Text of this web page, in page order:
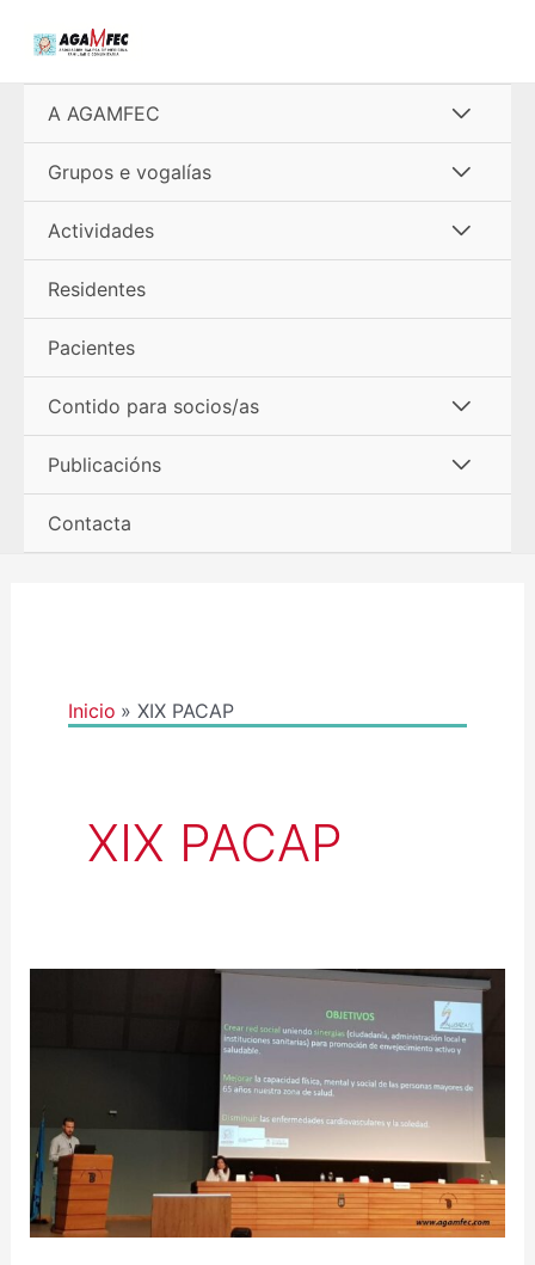
A AGAMFEC
menú
Grupos e vogalías
menú
Actividades
Residentes
Pacientes
Contido para socios/as
menú
Publicacións
Contacta
Inicio XIX PACAP
XIX PACAP
PACAP
GALICIA
ACUDE
A
BADAJOZ
Y
PARTICIPA